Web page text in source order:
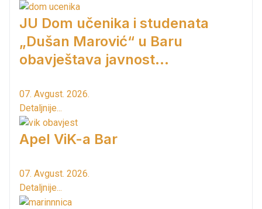
JU Dom učenika i studenata
„Dušan Marović“ u Baru
obavještava javnost...
07. Avgust. 2026.
Detaljnije...
Apel ViK-a Bar
07. Avgust. 2026.
Detaljnije...